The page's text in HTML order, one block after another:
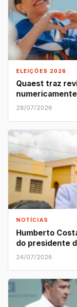
ELEIÇÕES 2026
Quaest traz
28/07/2026
NOTÍCIAS
Humberto
do presidente
24/07/2026